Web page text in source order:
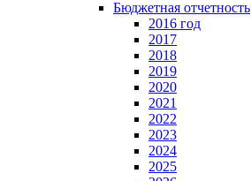
Бюджетная отчетность
2016 год
2017
2018
2019
2020
2021
2022
2023
2024
2025